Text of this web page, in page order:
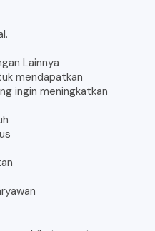
Lainnya
mendapatkan
ingin meningkatkan